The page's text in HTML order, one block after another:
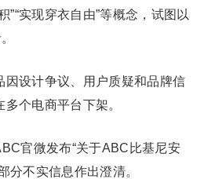
”“实现穿衣自由”等概念，试图以
因设计争议、用户质疑和品牌信
个电商平台下架。
官微发布“关于ABC比基尼安
分不实信息作出澄清。